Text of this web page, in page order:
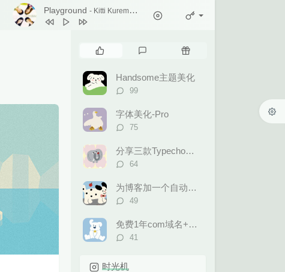
Playground - Kitti Kuremanee
Chookiat Sakveerakul / August Band
2
A Smile That I Would Never See
Old Chinese Song Kitti Kuremanee
刘昊霖
我可以坐你旁边吗 厘小白
For You To Be Here Tom Rosenthal
叶蒨文
当初就不该学php 黄灰红
文
章
评
随
文
Handsome主题美化
评
数：
99
字体美化-Pro
评
数：
75
分享三款Typecho后台模板
评
数：
64
为博客加一个自动更新的60S早报
评
数：
49
免费1年com域名+永久免费的虚拟主机合集
评
41
时光机